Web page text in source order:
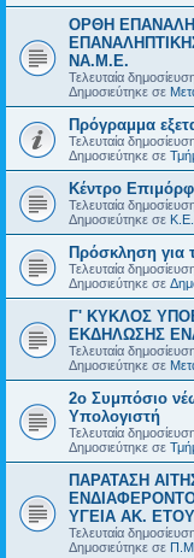
ΟΡΘΗ
ΝΑ.Μ.Ε.
Τελευταία
Δημοσιεύτηκε σε
Πρόγραμμα
Τελευταία
Δημοσιεύτηκε σε
Κέντρο
Τελευταία
Δημοσιεύτηκε σε
Πρόσκληση για
Τελευταία
Δημοσιεύτηκε σε
Γ' ΚΥΚΛΟΣ
ΕΚΔΗΛΩΣΗΣ
Τελευταία
Δημοσιεύτηκε σε
2ο Συμπόσιο
Υπολογιστή
Τελευταία
Δημοσιεύτηκε σε
ΠΑΡΑΤΑΣΗ
ΥΓΕΙΑ AK.
Τελευταία
Δημοσιεύτηκε σε